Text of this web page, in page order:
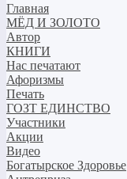
Главная
МЁД И ЗОЛОТО
Автор
КНИГИ
Нас печатают
Афоризмы
Печать
ГОЗТ ЕДИНСТВО
Участники
Акции
Видео
Богатырское Здоровье